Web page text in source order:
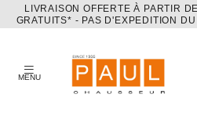
LIVRAISON OFFERTE À PARTIR
GRATUITS* - PAS D'EXPEDITION
MENU